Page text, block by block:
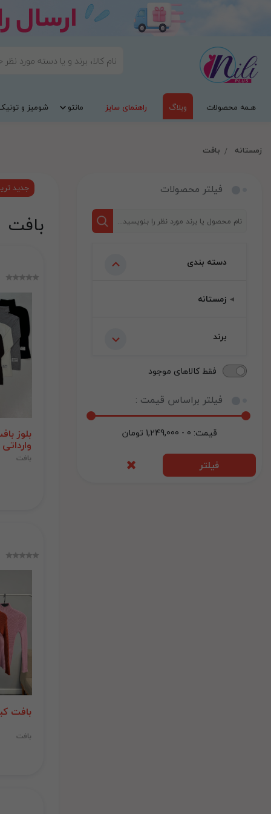
هـمه محصولات وبلاگ راهنمای سایز مانتو شومیز و
زمستانه بافت
فیلتر محصولات
دسته بندی
زمستانه
برند
فقط کالاهای موجود
فیلتر براساس قیمت :
قیمت: 0 - 1,249,000 تومان
فیلتر
جدید
بافت
بلوز
بافت
بافت
بافت